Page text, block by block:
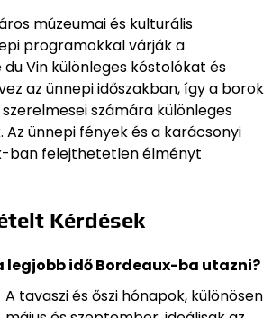
múzeumai és kulturális
programokkal várják a
Vin különleges kóstolókat és
az ünnepi időszakban, így a borok
számára különleges
ünnepi fények és a karácsonyi
ban felejthetetlen élményt
Kérdések
legjobb idő Bordeaux-ba utazni?
A tavaszi és őszi hónapok, különösen